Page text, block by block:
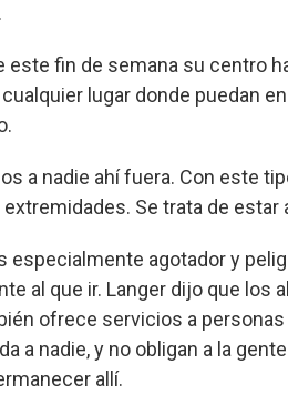
este fin de semana su centro
lugar donde puedan
a nadie ahí fuera. Con este
Se trata de estar
especialmente agotador y
al que ir. Langer dijo que
ofrece servicios a
a nadie, y no obligan a la
allí.